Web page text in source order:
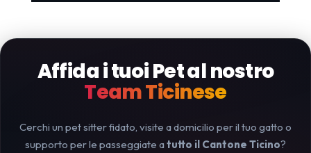
Affida i tuoi Pet al nostro
Team Ticinese
Cerchi un pet sitter fidato, visite a domicilio per il tuo gatto o
supporto per le passeggiate atutto il Cantone Ticino?